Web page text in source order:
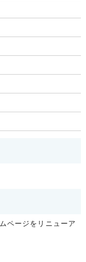
ページをリニューア